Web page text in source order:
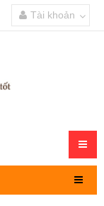
Tài khoản